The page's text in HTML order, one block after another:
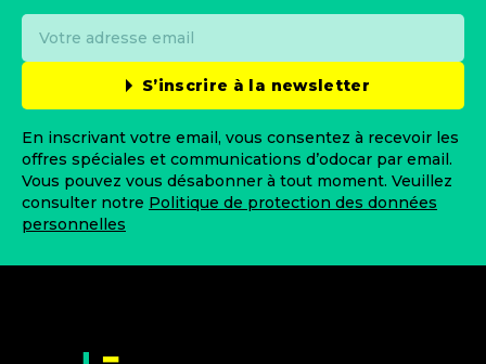
S’inscrire à la newsletter
En inscrivant votre email, vous consentez à recevoir les
offres spéciales et communications d’odocar par email.
Vous pouvez vous désabonner à tout moment. Veuillez
consulter notre Politique de protection des données
personnelles